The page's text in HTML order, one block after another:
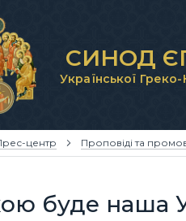
СИНОД
Української
центр Проповіді та
буде наша